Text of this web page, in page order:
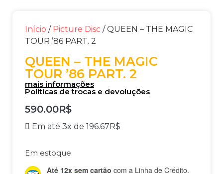
Início / Picture Disc / QUEEN – THE MAGIC
TOUR ’86 PART. 2
QUEEN – THE MAGIC
TOUR ’86 PART. 2
mais informações
Politicas de trocas e devoluções
590.00R$
Em até 3x de 196.67R$
Em estoque
Até 12x sem cartão com a Linha de Crédito.